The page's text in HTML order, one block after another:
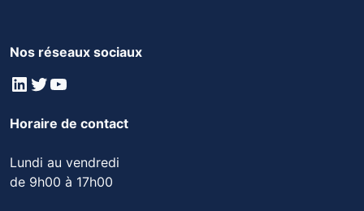
Nos réseaux sociaux
LinkedIn
Twitter
YouTube
Horaire de contact
Lundi au vendredi
de 9h00 à 17h00